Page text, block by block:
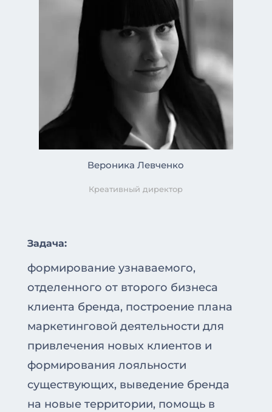
Вероника Левченко
Креативный директор
Задача:
формирование узнаваемого,
отделенного от второго бизнеса
клиента бренда, построение плана
маркетинговой деятельности для
привлечения новых клиентов и
формирования лояльности
существующих, выведение бренда
на новые территории, помощь в